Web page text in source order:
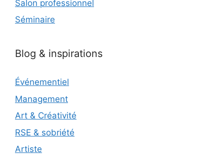
Salon professionnel
Séminaire
Blog & inspirations
Événementiel
Management
Art & Créativité
RSE & sobriété
Artiste